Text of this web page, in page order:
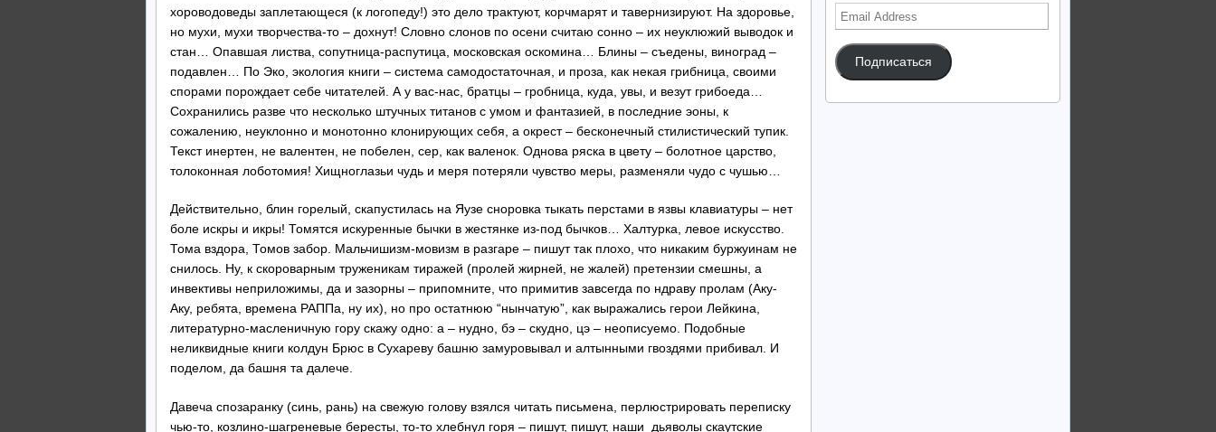
хороводоведы заплетающеся (к логопеду!) это дело трактуют, корчмарят и тавернизируют. На здоровье,
но мухи, мухи творчества-то – дохнут! Словно слонов по осени считаю сонно – их неуклюжий выводок и
стан… Опавшая листва, сопутница-распутица, московская оскомина… Блины – съедены, виноград –
подавлен… По Эко, экология книги – система самодостаточная, и проза, как некая грибница, своими
спорами порождает себе читателей. А у вас-нас, братцы – гробница, куда, увы, и везут грибоеда…
Сохранились разве что несколько штучных титанов с умом и фантазией, в последние эоны, к
сожалению, неуклонно и монотонно клонирующих себя, а окрест – бесконечный стилистический тупик.
Текст инертен, не валентен, не побелен, сер, как валенок. Однова ряска в цвету – болотное царство,
толоконная лоботомия! Хищноглазьи чудь и меря потеряли чувство меры, разменяли чудо с чушью…
Действительно, блин горелый, скапустилась на Яузе сноровка тыкать перстами в язвы клавиатуры – нет
боле искры и икры! Томятся искуренные бычки в жестянке из-под бычков… Халтурка, левое искусство.
Тома вздора, Томов забор. Мальчишизм-мовизм в разгаре – пишут так плохо, что никаким буржуинам не
снилось. Ну, к скороварным труженикам тиражей (пролей жирней, не жалей) претензии смешны, а
инвективы неприложимы, да и зазорны – припомните, что примитив завсегда по ндраву пролам (Аку-
Аку, ребята, времена РАППа, ну их), но про остатнюю “нынчатую”, как выражались герои Лейкина,
литературно-масленичную гору скажу одно: а – нудно, бэ – скудно, цэ – неописуемо. Подобные
неликвидные книги колдун Брюс в Сухареву башню замуровывал и алтынными гвоздями прибивал. И
поделом, да башня та далече.
Давеча спозаранку (синь, рань) на свежую голову взялся читать письмена, перлюстрировать переписку
чью-то, козлино-шагреневые бересты, то-то хлебнул горя – пишут, пишут, наши дьяволы скаутские
Email
Address
Подписаться